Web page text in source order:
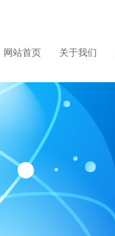
网站首页 关于我们